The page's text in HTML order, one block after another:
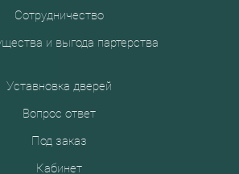
Сотрудничество
и выгода партерства
Уставновка дверей
Вопрос ответ
Под заказ
Кабинет